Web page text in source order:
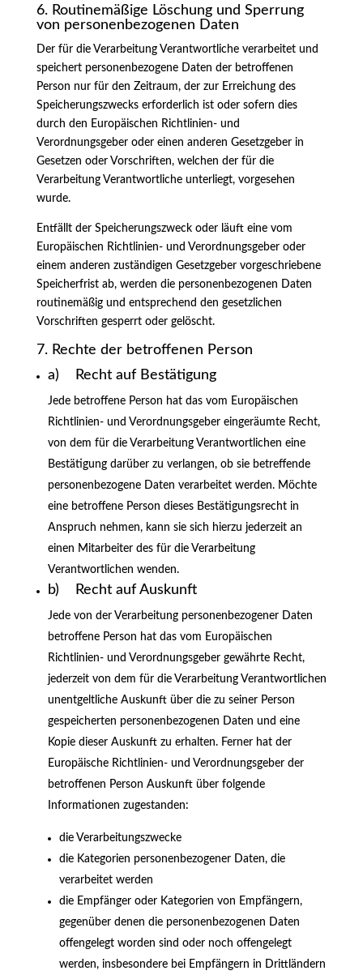
6. Routinemäßige Löschung und Sperrung
von personenbezogenen Daten
Der für die Verarbeitung Verantwortliche verarbeitet und
speichert personenbezogene Daten der betroffenen
Person nur für den Zeitraum, der zur Erreichung des
Speicherungszwecks erforderlich ist oder sofern dies
durch den Europäischen Richtlinien- und
Verordnungsgeber oder einen anderen Gesetzgeber in
Gesetzen oder Vorschriften, welchen der für die
Verarbeitung Verantwortliche unterliegt, vorgesehen
wurde.
Entfällt der Speicherungszweck oder läuft eine vom
Europäischen Richtlinien- und Verordnungsgeber oder
einem anderen zuständigen Gesetzgeber vorgeschriebene
Speicherfrist ab, werden die personenbezogenen Daten
routinemäßig und entsprechend den gesetzlichen
Vorschriften gesperrt oder gelöscht.
7. Rechte der betroffenen Person
a) Recht auf Bestätigung
Jede betroffene Person hat das vom Europäischen
Richtlinien- und Verordnungsgeber eingeräumte Recht,
von dem für die Verarbeitung Verantwortlichen eine
Bestätigung darüber zu verlangen, ob sie betreffende
personenbezogene Daten verarbeitet werden. Möchte
eine betroffene Person dieses Bestätigungsrecht in
Anspruch nehmen, kann sie sich hierzu jederzeit an
einen Mitarbeiter des für die Verarbeitung
Verantwortlichen wenden.
b) Recht auf Auskunft
Jede von der Verarbeitung personenbezogener Daten
betroffene Person hat das vom Europäischen
Richtlinien- und Verordnungsgeber gewährte Recht,
jederzeit von dem für die Verarbeitung Verantwortlichen
unentgeltliche Auskunft über die zu seiner Person
gespeicherten personenbezogenen Daten und eine
Kopie dieser Auskunft zu erhalten. Ferner hat der
Europäische Richtlinien- und Verordnungsgeber der
betroffenen Person Auskunft über folgende
Informationen zugestanden:
die Verarbeitungszwecke
die Kategorien personenbezogener Daten, die
verarbeitet werden
die Empfänger oder Kategorien von Empfängern,
gegenüber denen die personenbezogenen Daten
offengelegt worden sind oder noch offengelegt
werden, insbesondere bei Empfängern in Drittländern